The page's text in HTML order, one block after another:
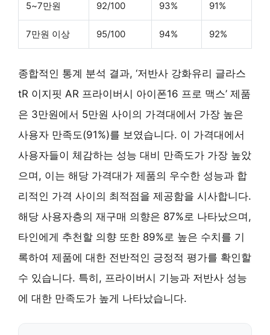
5~7만원 92/100 93% 91%
7만원 이상 95/100 94% 92%
종합적인 통계 분석 결과, ‘저반사 강화유리 글라스
tR 이지핏 AR 프라이버시 아이폰16 프로 맥스’ 제품
은 3만원에서 5만원 사이의 가격대에서 가장 높은
사용자 만족도(91%)를 보였습니다. 이 가격대에서
사용자들이 체감하는 성능 대비 만족도가 가장 높았
으며, 이는 해당 가격대가 제품의 우수한 성능과 합
리적인 가격 사이의 최적점을 제공함을 시사합니다.
해당 사용자층의 재구매 의향은 87%로 나타났으며,
타인에게 추천할 의향 또한 89%로 높은 수치를 기
록하여 제품에 대한 전반적인 긍정적 평가를 확인할
수 있습니다. 특히, 프라이버시 기능과 저반사 성능
에 대한 만족도가 높게 나타났습니다.